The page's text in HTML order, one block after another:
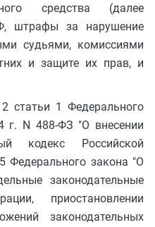
средства (далее
штрафы за нарушение
судьями, комиссиями
и защите их прав, и
статьи 1 Федерального
г. N 488-ФЗ "О внесении
кодекс Российской
Федерального закона "О
законодательные
приостановлении
законодательных